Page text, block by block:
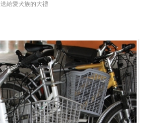
給愛犬族的大禮